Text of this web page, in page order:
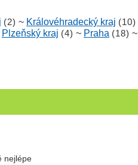
(2) ~ Královéhradecký kraj (10)
Plzeňský kraj (4) ~ Praha (18) ~
nejlépe